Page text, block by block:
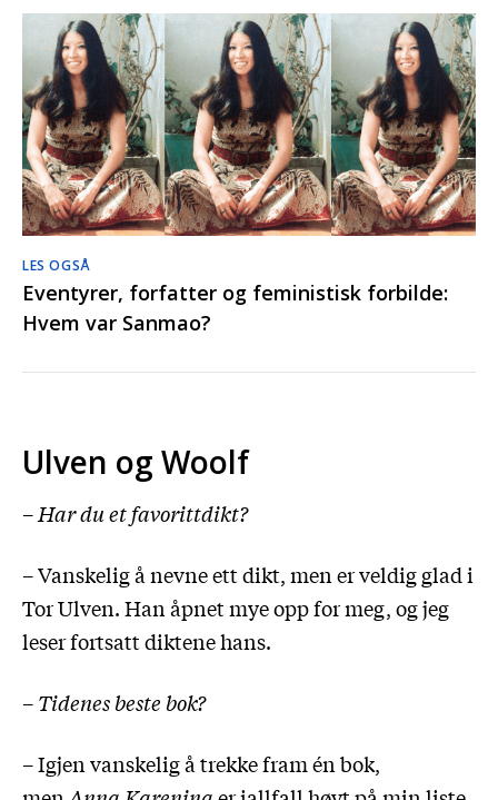
LES OGSÅ
Eventyrer, forfatter og feministisk forbilde:
Hvem var Sanmao?
Ulven og Woolf
–Har du et favorittdikt?
– Vanskelig å nevne ett dikt, men er veldig glad i
Tor Ulven. Han åpnet mye opp for meg, og jeg
leser fortsatt diktene hans.
–Tidenes beste bok?
– Igjen vanskelig å trekke fram én bok,